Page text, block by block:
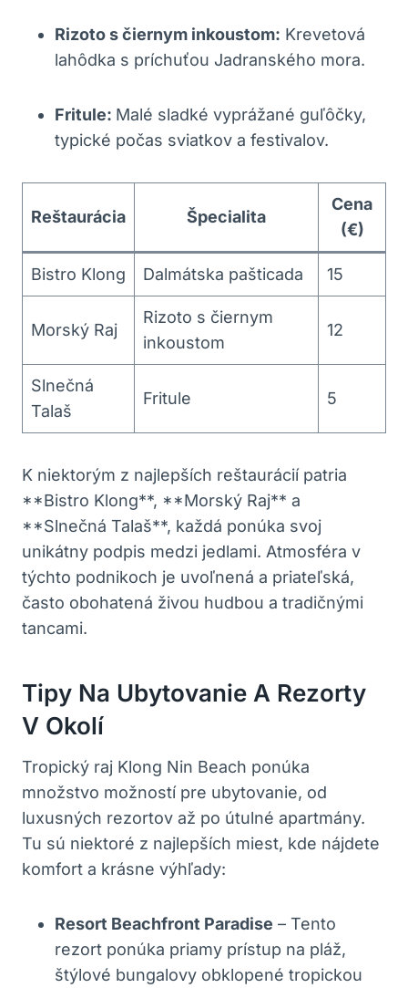
Rizoto s čiernym inkoustom: Krevetová
lahôdka s príchuťou Jadranského mora.
Fritule: Malé sladké vyprážané guľôčky,
typické počas sviatkov a festivalov.
Reštaurácia Špecialita
Cena
(€)
Bistro Klong Dalmátska pašticada 15
Morský Raj
Rizoto s čiernym
inkoustom
12
Slnečná
Talaš
Fritule 5
K niektorým z najlepších reštaurácií patria
**Bistro Klong**, **Morský Raj** a
**Slnečná Talaš**, každá ponúka svoj
unikátny podpis medzi jedlami. Atmosféra v
týchto podnikoch je uvoľnená a priateľská,
často obohatená živou hudbou a tradičnými
tancami.
Tipy Na Ubytovanie A Rezorty
V Okolí
Tropický raj Klong Nin Beach ponúka
množstvo možností pre ubytovanie, od
luxusných rezortov až po útulné apartmány.
Tu sú niektoré z najlepších miest, kde nájdete
komfort a krásne výhľady:
Resort Beachfront Paradise – Tento
rezort ponúka priamy prístup na pláž,
štýlové bungalovy obklopené tropickou